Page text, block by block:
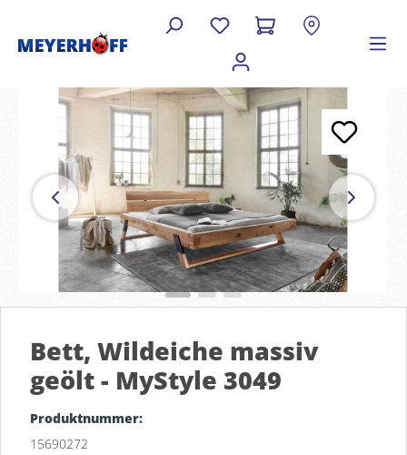
Bett, Wildeiche massiv
geölt - MyStyle 3049
Produktnummer:
15690272